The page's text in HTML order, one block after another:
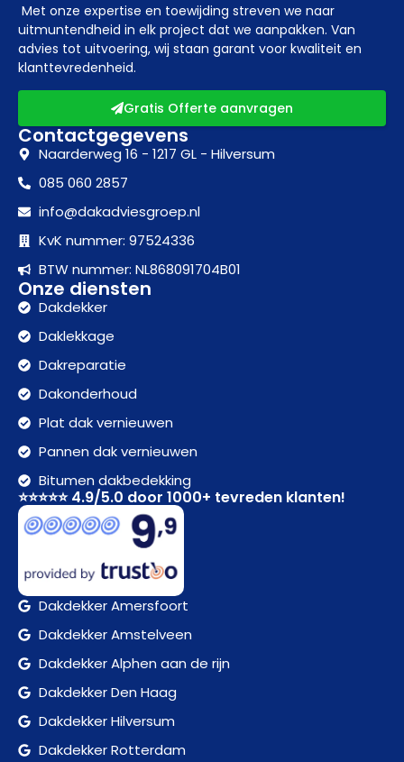
Met onze expertise en toewijding streven we naar
uitmuntendheid in elk project dat we aanpakken. Van
advies tot uitvoering, wij staan garant voor kwaliteit en
klanttevredenheid.
Gratis Offerte aanvragen
Contactgegevens
Naarderweg 16 - 1217 GL - Hilversum
085 060 2857
info@dakadviesgroep.nl
KvK nummer: 97524336
BTW nummer: NL868091704B01
Onze diensten
Dakdekker
Daklekkage
Dakreparatie
Dakonderhoud
Plat dak vernieuwen
Pannen dak vernieuwen
Bitumen dakbedekking
⭐⭐⭐⭐⭐ 4.9/5.0 door 1000+ tevreden klanten!
Dakdekker Amersfoort
Dakdekker Amstelveen
Dakdekker Alphen aan de rijn
Dakdekker Den Haag
Dakdekker Hilversum
Dakdekker Rotterdam